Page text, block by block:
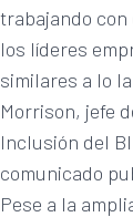
trabajando con
los líderes
similares a lo
Morrison, jefe
Inclusión del
comunicado
Pese a la